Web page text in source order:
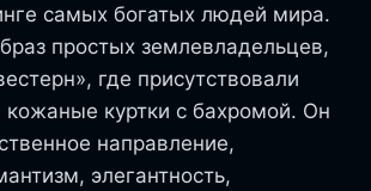
самых богатых людей мира.
простых землевладельцев,
где присутствовали
куртки с бахромой. Он
направление,
элегантность,